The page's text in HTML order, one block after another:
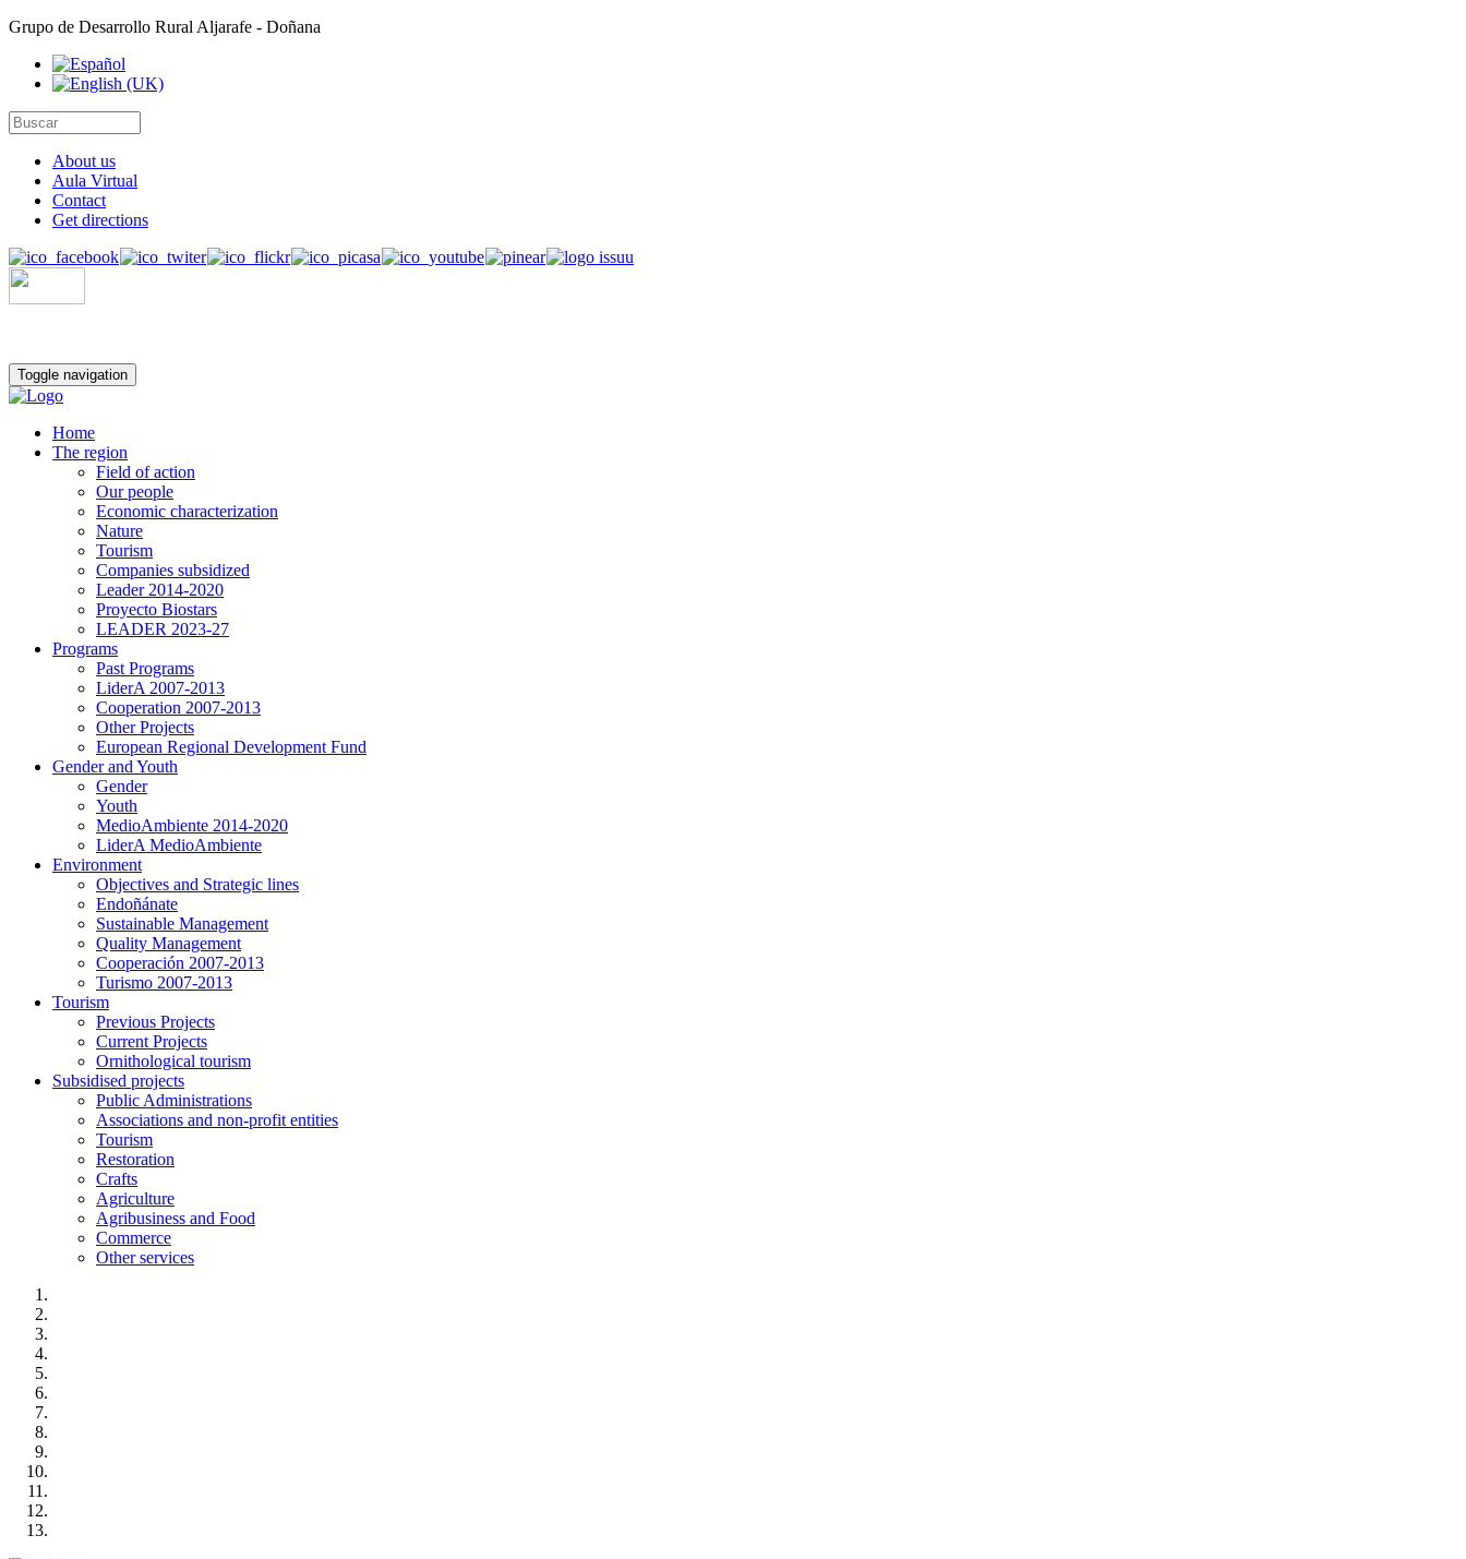
Grupo de Desarrollo Rural Aljarafe - Doñana
About us
Aula Virtual
Contact
Get directions
Toggle navigation
Home
The region
Field of action
Our people
Economic characterization
Nature
Tourism
Companies subsidized
Leader 2014-2020
Proyecto Biostars
LEADER 2023-27
Programs
Past Programs
LiderA 2007-2013
Cooperation 2007-2013
Other Projects
European Regional Development Fund
Gender and Youth
Gender
Youth
MedioAmbiente 2014-2020
LiderA MedioAmbiente
Environment
Objectives and Strategic lines
Endoñánate
Sustainable Management
Quality Management
Cooperación 2007-2013
Turismo 2007-2013
Tourism
Previous Projects
Current Projects
Ornithological tourism
Subsidised projects
Public Administrations
Associations and non-profit entities
Tourism
Restoration
Crafts
Agriculture
Agribusiness and Food
Commerce
Other services